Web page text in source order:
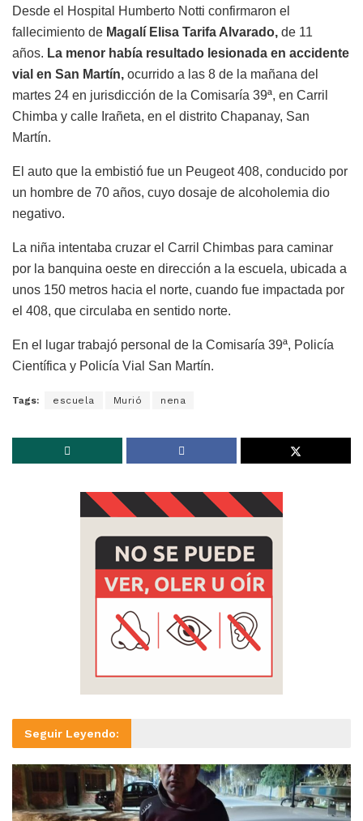
Desde el Hospital Humberto Notti confirmaron el
fallecimiento de Magalí Elisa Tarifa Alvarado, de 11
años. La menor había resultado lesionada en accidente
vial en San Martín, ocurrido a las 8 de la mañana del
martes 24 en jurisdicción de la Comisaría 39ª, en Carril
Chimba y calle Irañeta, en el distrito Chapanay, San
Martín.
El auto que la embistió fue un Peugeot 408, conducido por
un hombre de 70 años, cuyo dosaje de alcoholemia dio
negativo.
La niña intentaba cruzar el Carril Chimbas para caminar
por la banquina oeste en dirección a la escuela, ubicada a
unos 150 metros hacia el norte, cuando fue impactada por
el 408, que circulaba en sentido norte.
En el lugar trabajó personal de la Comisaría 39ª, Policía
Científica y Policía Vial San Martín.
Tags: escuela Murió nena
Seguir Leyendo: